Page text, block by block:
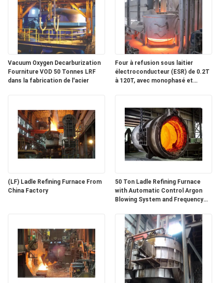
Vacuum Oxygen Decarburization
Fourniture VOD 50 Tonnes LRF
dans la fabrication de l'acier
Four à refusion sous laitier
électroconducteur (ESR) de 0.2T
à 120T, avec monophasé et
garantie d'un an
(LF) Ladle Refining Furnace From
China Factory
50 Ton Ladle Refining Furnace
with Automatic Control Argon
Blowing System and Frequency
Making Manufacture